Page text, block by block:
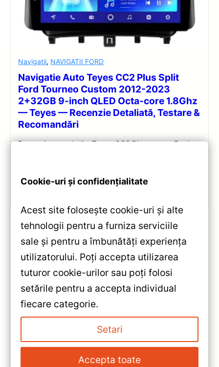
Navigatii, NAVIGATII FORD
Navigatie Auto Teyes CC2 Plus Split
Ford Tourneo Custom 2012-2023
2+32GB 9-inch QLED Octa-core 1.8Ghz
— Teyes — Recenzie Detaliată, Testare &
Recomandări
Recenzie completă a Teyes CC2 Plus pentru Ford
«Navigație Auto MOSS M2
Mazda 3 II 2009-2013 – Sistem
Android 10, 4+64GB, Ecran 9″
IPS, Bluetooth 5.1 și DSP
Navigație Auto MOSS M2
Mazda 3 2003-2009 – Android
10, Procesor Octa-core 1.6GHz,
4+64GB, IPS 9″ și Bluetooth 5.1
Cookie-uri și confidențialitate
Acest site folosește cookie-uri și alte
tehnologii pentru a furniza serviciile
sale și pentru a îmbunătăți experiența
utilizatorului. Poți accepta utilizarea
tuturor cookie-urilor sau poți folosi
setările pentru a accepta individual
fiecare categorie.
Setari
Accepta toate